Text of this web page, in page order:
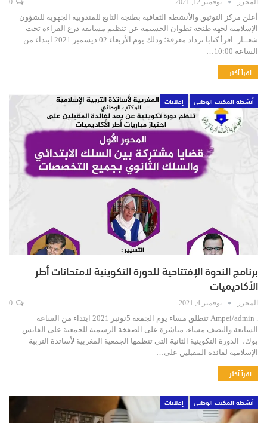
المحرر نوفمبر 12, 2021
أعلن مركز التوثيق والأنشطة الثقافية بطنجة التابع للمندوبية الجهوية للشؤون
الإسلامية لجهة طنجة تطوان الحسيمة عن تنظيم مسابقة درع القراءة تحت
شعــار: اقرأ كتابا تزداد معرفة؛ وذلك يوم الأربعاء 02 ديسمبر 2021 ابتداء من
الساعة 10:00…
اقرأ أكثر...
أنشطة المكتب الوطني إعلانات
برنامج الندوة الإفتتاحية للدورة التكوينية لامتحانات أطر
الأكاديميات
المحرر نوفمبر 4, 2021
. Ampei/admin تنطلق مساء يوم الجمعة 5نونبر 2021 ابتداء من الساعة
السابعة والنصف مساء، مباشرة على الصفخة الرسمية للجمعية على الفايس
بوك، الدورة التكوينية الثانية التي تنظمها الجمعية المغربية لأساتذة التربية
الإسلامية لفائدة المقبلين على…
اقرأ أكثر...
أنشطة المكتب الوطني إعلانات